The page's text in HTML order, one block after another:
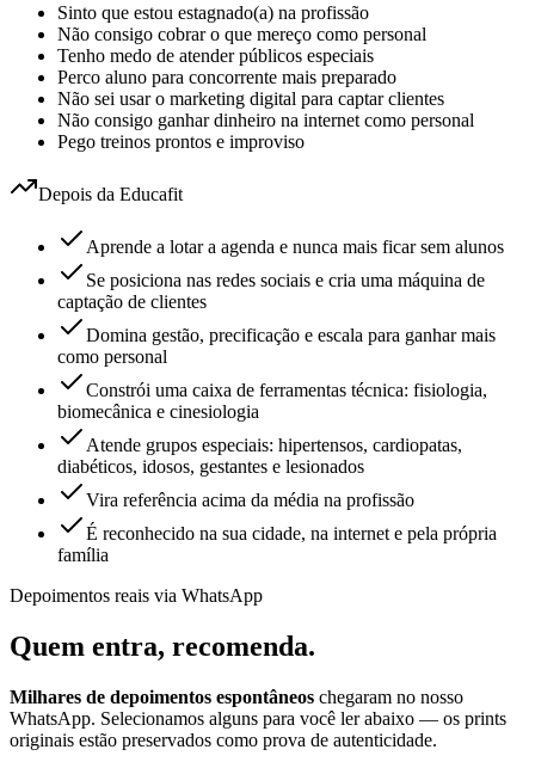
Sinto que estou estagnado(a) na profissão
Não consigo cobrar o que mereço como personal
Tenho medo de atender públicos especiais
Perco aluno para concorrente mais preparado
Não sei usar o marketing digital para captar clientes
Não consigo ganhar dinheiro na internet como personal
Pego treinos prontos e improviso
Depois da Educafit
Aprende a lotar a agenda e nunca mais ficar sem alunos
Se posiciona nas redes sociais e cria uma máquina de
captação de clientes
Domina gestão, precificação e escala para ganhar mais
como personal
Constrói uma caixa de ferramentas técnica: fisiologia,
biomecânica e cinesiologia
Atende grupos especiais: hipertensos, cardiopatas,
diabéticos, idosos, gestantes e lesionados
Vira referência acima da média na profissão
É reconhecido na sua cidade, na internet e pela própria
família
Depoimentos reais via WhatsApp
Quem entra, recomenda.
Milhares de depoimentos espontâneos chegaram no nosso
WhatsApp. Selecionamos alguns para você ler abaixo — os prints
originais estão preservados como prova de autenticidade.